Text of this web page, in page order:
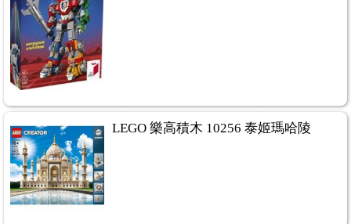
LEGO 樂高積木 10256 泰姬瑪哈陵